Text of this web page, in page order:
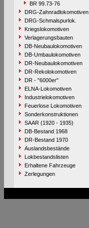
BR 99.73-76
DRG-Zahnradlokomotiven
DRG-Schmalspurlok.
Kriegslokomotiven
Verlagerungsbauten
DB-Neubaulokomotiven
DB-Umbaulokomotiven
DR-Neubaulokomotiven
DR-Rekolokomotiven
DR - "6000er"
ELNA-Lokomotiven
Industrielokomotiven
Feuerlose Lokomotiven
Sonderkonstruktionen
SAAR (1920 - 1935)
DB-Bestand 1968
DR-Bestand 1970
Auslandsbestände
Lokbestandslisten
Erhaltene Fahrzeuge
Zerlegungen